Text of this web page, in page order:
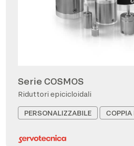
Serie COSMOS
Riduttori epicicloidali
PERSONALIZZABILE COPPIA